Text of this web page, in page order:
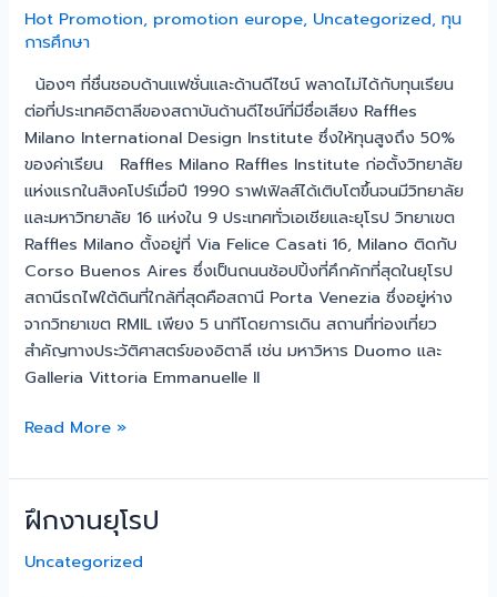
Hot Promotion, promotion europe, Uncategorized,ทุน
การศึกษา
น้องๆ ที่ชื่นชอบด้านแฟชั่นและด้านดีไซน์ พลาดไม่ได้กับทุนเรียน
ต่อที่ประเทศอิตาลีของสถาบันด้านดีไซน์ที่มีชื่อเสียง Raffles
Milano International Design Institute ซึ่งให้ทุนสูงถึง 50%
ของค่าเรียน Raffles Milano Raffles Institute ก่อตั้งวิทยาลัย
แห่งแรกในสิงคโปร์เมื่อปี 1990 ราฟเฟิลส์ได้เติบโตขึ้นจนมีวิทยาลัย
และมหาวิทยาลัย 16 แห่งใน 9 ประเทศทั่วเอเชียและยุโรป วิทยาเขต
Raffles Milano ตั้งอยู่ที่ Via Felice Casati 16, Milano ติดกับ
Corso Buenos Aires ซึ่งเป็นถนนช้อปปิ้งที่คึกคักที่สุดในยุโรป
สถานีรถไฟใต้ดินที่ใกล้ที่สุดคือสถานี Porta Venezia ซึ่งอยู่ห่าง
จากวิทยาเขต RMIL เพียง 5 นาทีโดยการเดิน สถานที่ท่องเที่ยว
สำคัญทางประวัติศาสตร์ของอิตาลี เช่น มหาวิหาร Duomo และ
Galleria Vittoria Emmanuelle II
Read More »
ฝึกงานยุโรป
Uncategorized
ฝึกงาน